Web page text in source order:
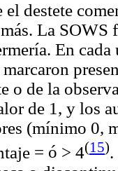
el destete
La
En cada
o de la
de 1, y los
(mínimo 0,
= ó > 4(15).